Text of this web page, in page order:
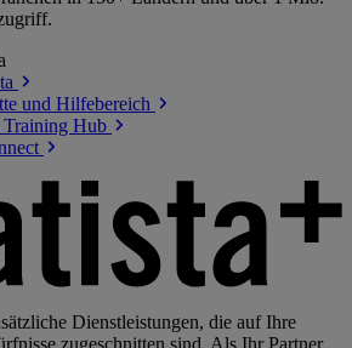
und Hilfebereich
Hub
Dienstleistungen, die auf Ihre
zugeschnitten sind. Als Ihr Partner